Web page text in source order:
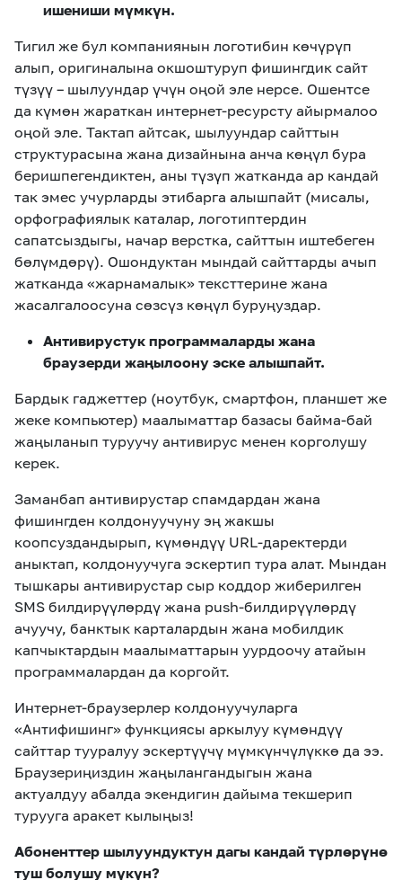
ишениши мүмкүн.
Тигил же бул компаниянын логотибин көчүрүп
алып, оригиналына окшоштуруп фишингдик сайт
түзүү – шылуундар үчүн оңой эле нерсе. Ошентсе
да күмөн жараткан интернет-ресурсту айырмалоо
оңой эле. Тактап айтсак, шылуундар сайттын
структурасына жана дизайнына анча көңүл бура
беришпегендиктен, аны түзүп жатканда ар кандай
так эмес учурларды этибарга алышпайт (мисалы,
орфографиялык каталар, логотиптердин
сапатсыздыгы, начар верстка, сайттын иштебеген
бөлүмдөрү). Ошондуктан мындай сайттарды ачып
жатканда «жарнамалык» тексттерине жана
жасалгалоосуна сөзсүз көңүл буруңуздар.
Антивирустук программаларды жана
браузерди жаңылоону эске алышпайт.
Бардык гаджеттер (ноутбук, смартфон, планшет же
жеке компьютер) маалыматтар базасы байма-бай
жаңыланып туруучу антивирус менен корголушу
керек.
Заманбап антивирустар спамдардан жана
фишингден колдонуучуну эң жакшы
коопсуздандырып, күмөндүү URL-даректерди
аныктап, колдонуучуга эскертип тура алат. Мындан
тышкары антивирустар сыр коддор жиберилген
SMS билдирүүлөрдү жана push-билдирүүлөрдү
ачуучу, банктык карталардын жана мобилдик
капчыктардын маалыматтарын уурдоочу атайын
программалардан да коргойт.
Интернет-браузерлер колдонуучуларга
«Антифишинг» функциясы аркылуу күмөндүү
сайттар тууралуу эскертүүчү мүмкүнчүлүккө да ээ.
Браузериңиздин жаңылангандыгын жана
актуалдуу абалда экендигин дайыма текшерип
турууга аракет кылыңыз!
Абоненттер шылуундуктун дагы кандай түрлөрүнө
туш болушу мүкүн?